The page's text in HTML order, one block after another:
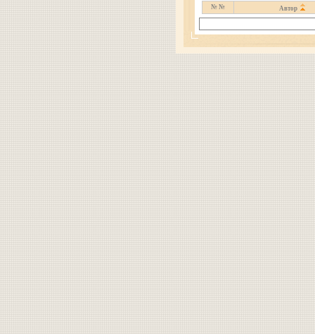
№ № Автор